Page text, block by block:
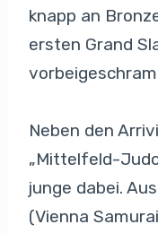
knapp an
ersten Grand
Neben den
„Mittelfeld-
junge dabei.
(Vienna